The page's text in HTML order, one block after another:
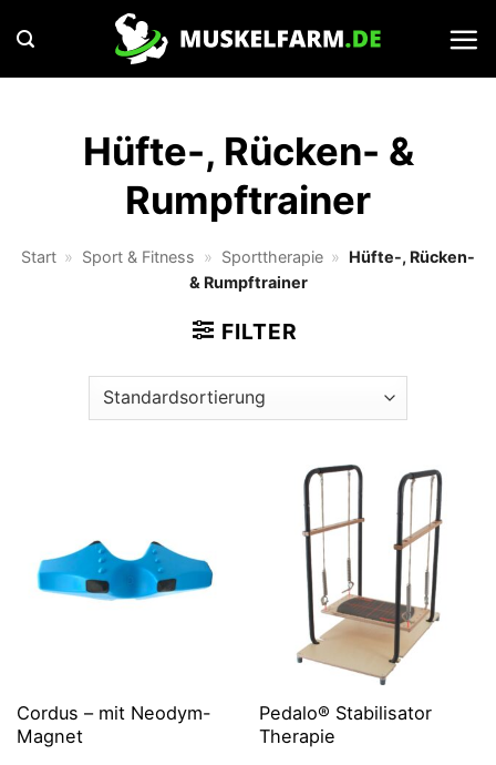
Inhalt
springen
Hüfte-, Rücken- &
Rumpftrainer
Start » Sport & Fitness » Sporttherapie » Hüfte-, Rücken-
& Rumpftrainer
FILTER
Cordus – mit Neodym-
Magnet
Pedalo® Stabilisator
Therapie